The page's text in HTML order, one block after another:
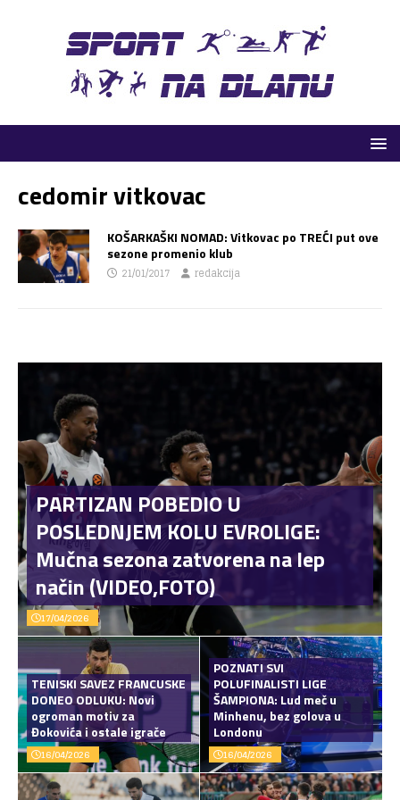
cedomir vitkovac
KOŠARKAŠKI NOMAD: Vitkovac po TREĆI put ove
sezone promenio klub
21/01/2017 redakcija
PARTIZAN POBEDIO U
POSLEDNJEM KOLU EVROLIGE:
Mučna sezona zatvorena na lep
način (VIDEO,FOTO)
17/04/2026
TENISKI SAVEZ FRANCUSKE
DONEO ODLUKU: Novi
ogroman motiv za
Đokovića i ostale igrače
16/04/2026
POZNATI SVI
POLUFINALISTI LIGE
ŠAMPIONA: Lud meč u
Minhenu, bez golova u
Londonu
16/04/2026